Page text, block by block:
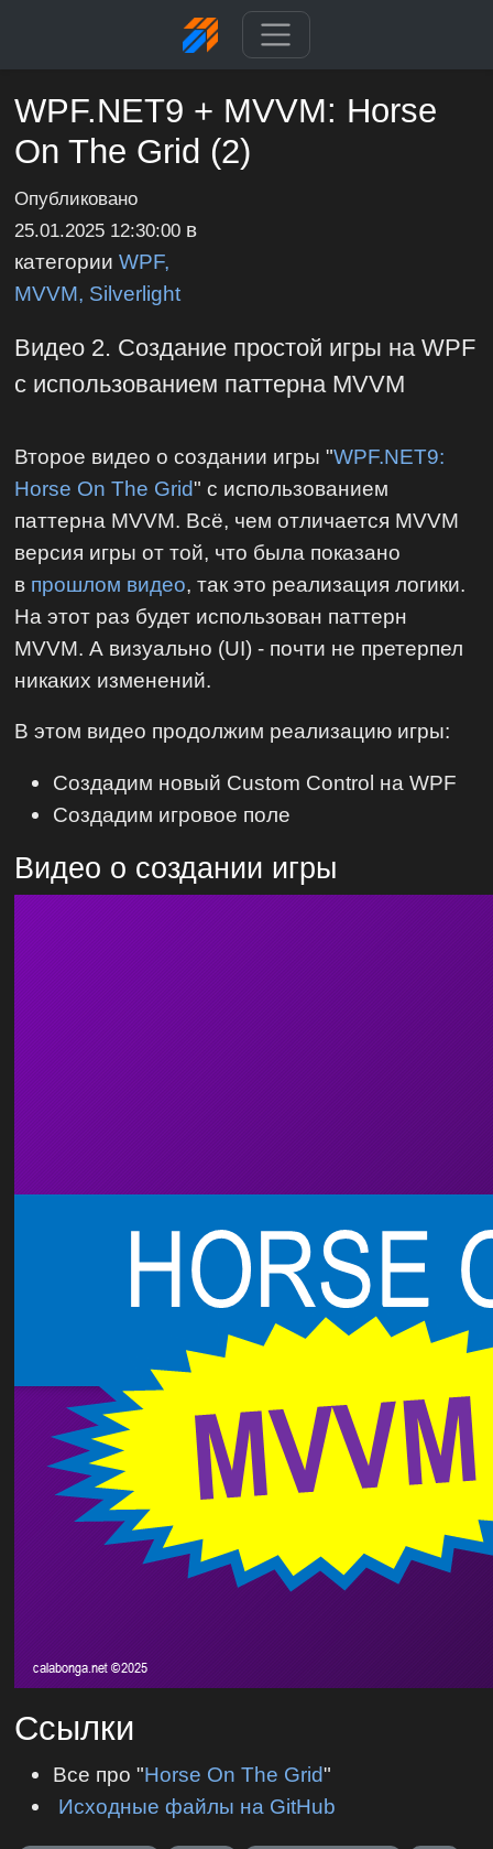
WPF.NET9 + MVVM: Horse
On The Grid (2)
Опубликовано
25.01.2025 12:30:00 в
категорииWPF,
MVVM, Silverlight
Видео 2. Создание простой игры на WPF
с использованием паттерна MVVM
Второе видео о создании игры "WPF.NET9:
Horse On The Grid" с использованием
паттерна MVVM. Всё, чем отличается MVVM
версия игры от той, что была показано
в прошлом видео, так это реализация логики.
На этот раз будет использован паттерн
MVVM. А визуально (UI) - почти не претерпел
никаких изменений.
В этом видео продолжим реализацию игры:
Создадим новый Custom Control на WPF
Создадим игровое поле
Видео о создании игры
Ссылки
Все про "Horse On The Grid"
Исходные файлы на GitHub